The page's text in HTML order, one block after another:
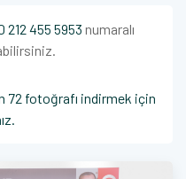
212 455 5953 numaralı
fotoğrafı indirmek için